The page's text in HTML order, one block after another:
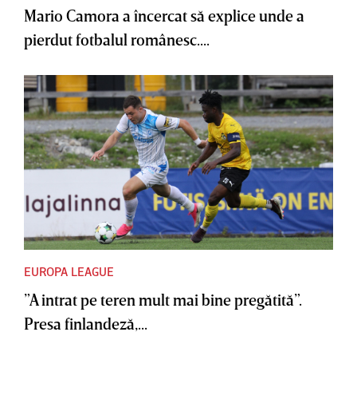
Mario Camora a încercat să explice unde a
pierdut fotbalul românesc....
EUROPA LEAGUE
”A intrat pe teren mult mai bine pregătită”.
Presa finlandeză,...